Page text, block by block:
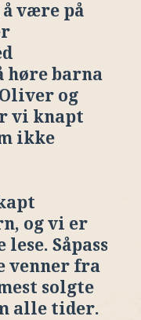
å være på
høre barna
og
vi knapt
ikke
og vi er
Såpass
venner fra
solgte
alle tider.